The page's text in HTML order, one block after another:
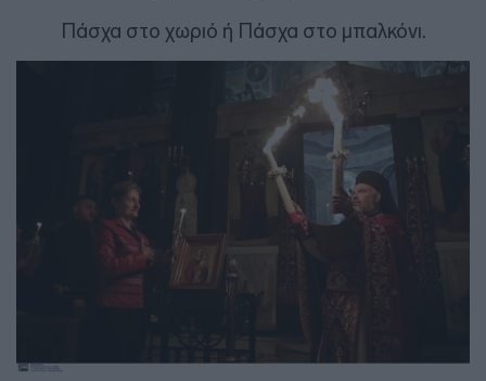
Πάσχα στο χωριό ή Πάσχα στο μπαλκόνι.